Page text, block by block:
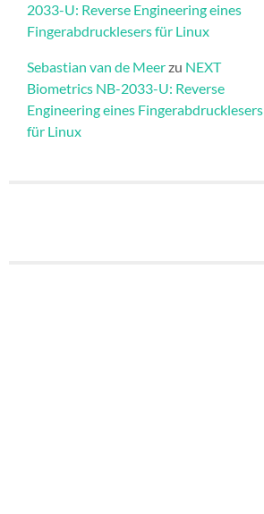
2033-U: Reverse Engineering eines
Fingerabdrucklesers für Linux
Sebastian van de Meerzu NEXT
Biometrics NB-2033-U: Reverse
Engineering eines Fingerabdrucklesers
für Linux